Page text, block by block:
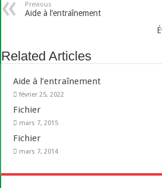
Previous
Aide à l’entraînement
Related Articles
Aide à l’entraînement
février 25, 2022
Fichier
mars 7, 2015
Fichier
mars 7, 2014